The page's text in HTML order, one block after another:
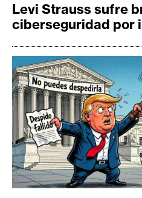
Levi Strauss sufre
ciberseguridad por